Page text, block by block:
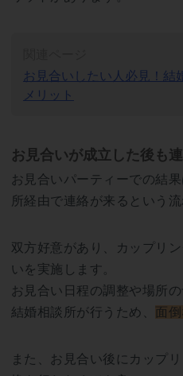
お見合いしたい人必見！結
メリット
お見合いが成立した後も
お見合いパーティーでの結
所経由で連絡が来るという
双方好意があり、カップリ
いを実施します。
お見合い日程の調整や場所
結婚相談所が行うため、
面
また、お見合い後にカップ